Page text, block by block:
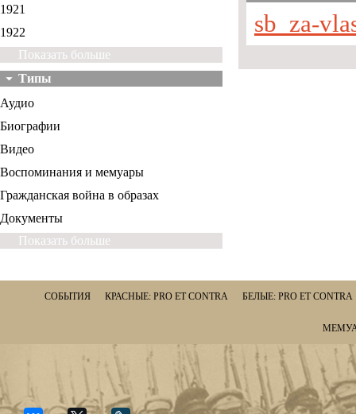
1921
1922
Показать больше
Типы
Аудио
Биографии
Видео
Воспоминания и мемуары
Гражданская война в образах
Документы
Показать больше
sb_za-
СОБЫТИЯ КРАСНЫЕ: PRO ET CONTRA БЕЛЫЕ: PRO ET CONTRA